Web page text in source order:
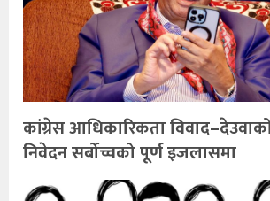
कांग्रेस आधिकारिकता
निवेदन सर्बोच्चको पूर्ण इजलासमा